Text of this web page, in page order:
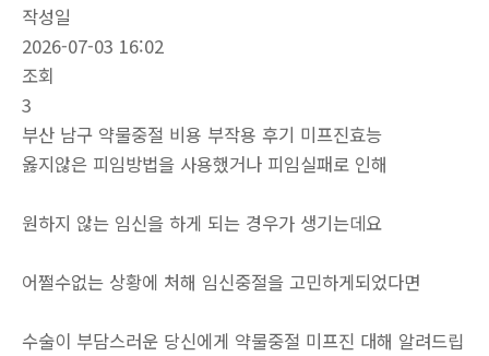
작성일
2026-07-03 16:02
조회
3
부산 남구 약물중절 비용 부작용 후기 미프진효능
옳지않은 피임방법을 사용했거나 피임실패로 인해
원하지 않는 임신을 하게 되는 경우가 생기는데요
어쩔수없는 상황에 처해 임신중절을 고민하게되었다면
수술이 부담스러운 당신에게 약물중절 미프진 대해 알려드립